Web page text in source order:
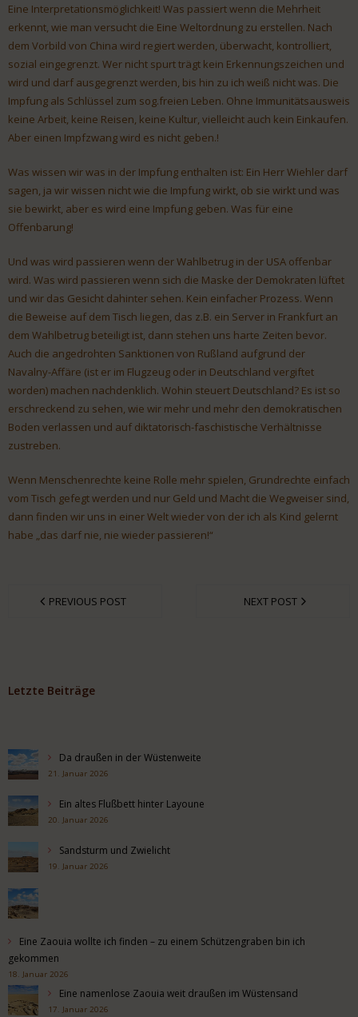
Eine Interpretationsmöglichkeit! Was passiert wenn die Mehrheit
erkennt, wie man versucht die Eine Weltordnung zu erstellen. Nach
dem Vorbild von China wird regiert werden, überwacht, kontrolliert,
sozial eingegrenzt. Wer nicht spurt trägt kein Erkennungszeichen und
wird und darf ausgegrenzt werden, bis hin zu ich weiß nicht was. Die
Impfung als Schlüssel zum sog.freien Leben. Ohne Immunitätsausweis
keine Arbeit, keine Reisen, keine Kultur, vielleicht auch kein Einkaufen.
Aber einen Impfzwang wird es nicht geben.!
Was wissen wir was in der Impfung enthalten ist: Ein Herr Wiehler darf
sagen, ja wir wissen nicht wie die Impfung wirkt, ob sie wirkt und was
sie bewirkt, aber es wird eine Impfung geben. Was für eine
Offenbarung!
Und was wird passieren wenn der Wahlbetrug in der USA offenbar
wird. Was wird passieren wenn sich die Maske der Demokraten lüftet
und wir das Gesicht dahinter sehen. Kein einfacher Prozess. Wenn
die Beweise auf dem Tisch liegen, das z.B. ein Server in Frankfurt an
dem Wahlbetrug beteiligt ist, dann stehen uns harte Zeiten bevor.
Auch die angedrohten Sanktionen von Rußland aufgrund der
Navalny-Affäre (ist er im Flugzeug oder in Deutschland vergiftet
worden) machen nachdenklich. Wohin steuert Deutschland? Es ist so
erschreckend zu sehen, wie wir mehr und mehr den demokratischen
Boden verlassen und auf diktatorisch-faschistische Verhältnisse
zustreben.
Wenn Menschenrechte keine Rolle mehr spielen, Grundrechte einfach
vom Tisch gefegt werden und nur Geld und Macht die Wegweiser sind,
dann finden wir uns in einer Welt wieder von der ich als Kind gelernt
habe „das darf nie, nie wieder passieren!“
PREVIOUS POST NEXT POST
Letzte Beiträge
Da draußen in der Wüstenweite
21. Januar 2026
Ein altes Flußbett hinter Layoune
20. Januar 2026
Sandsturm und Zwielicht
19. Januar 2026
Eine Zaouia wollte ich finden – zu einem Schützengraben bin ich
gekommen
18. Januar 2026
Eine namenlose Zaouia weit draußen im Wüstensand
17. Januar 2026